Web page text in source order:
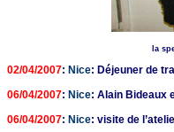
la
02/04/2007: Nice: Déjeuner de
06/04/2007: Nice: Alain Bideaux
06/04/2007: Nice: visite de